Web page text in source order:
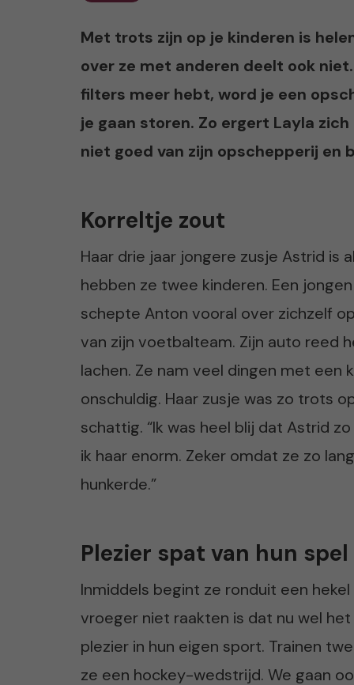
Met trots zijn op je kinderen is
over ze met anderen deelt ook
filters meer hebt, word je een
je gaan storen. Zo ergert Layla
niet goed van zijn opschepperij en
Korreltje zout
Haar drie jaar jongere zusje Astrid is
hebben ze twee kinderen. Een
schepte Anton vooral over zichzelf
van zijn voetbalteam. Zijn auto reed
lachen. Ze nam veel dingen met een
onschuldig. Haar zusje was zo trots
schattig. “Ik was heel blij dat Astrid
ik haar enorm. Zeker omdat ze zo
hunkerde.”
Plezier spat van hun spel
Inmiddels begint ze ronduit een
vroeger niet raakten is dat nu wel
plezier in hun eigen sport. Trainen
ze een hockey-wedstrijd. We gaan